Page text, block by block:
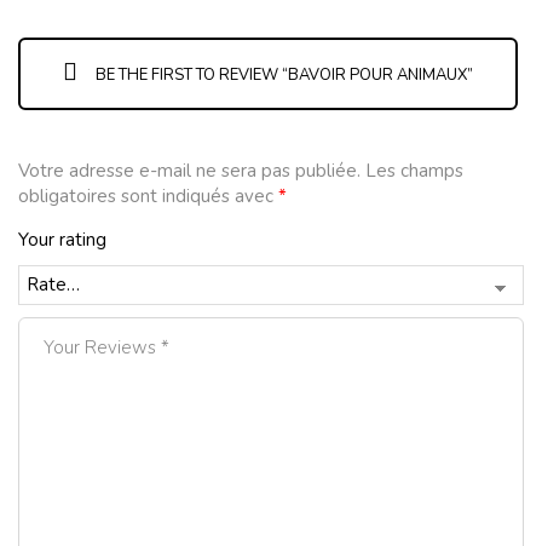
BE THE FIRST TO REVIEW “BAVOIR POUR ANIMAUX”
Votre adresse e-mail ne sera pas publiée. Les champs
obligatoires sont indiqués avec *
Your rating